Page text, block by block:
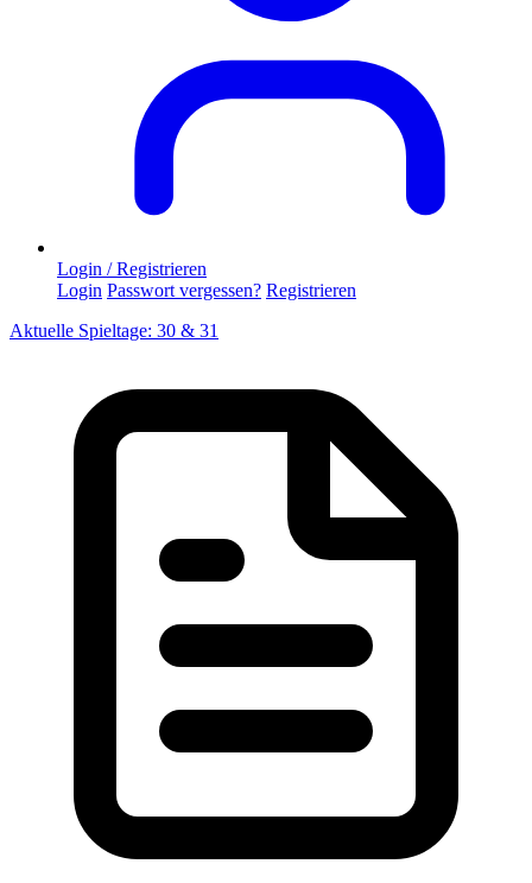
Login / Registrieren
Login Passwort vergessen? Registrieren
Aktuelle Spieltage: 30 & 31